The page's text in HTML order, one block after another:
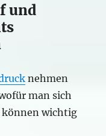
und
nehmen
man sich
können wichtig